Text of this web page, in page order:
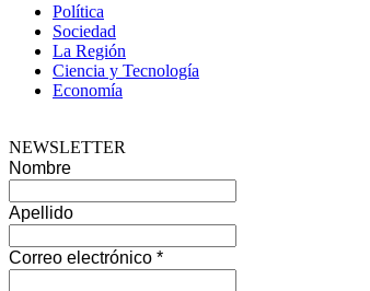
Política
Sociedad
La Región
Ciencia y Tecnología
Economía
NEWSLETTER
Nombre
Apellido
Correo electrónico *